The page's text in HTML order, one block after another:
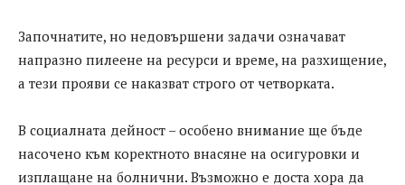
Започнатите, но недовършени задачи означават
напразно пилеене на ресурси и време, на разхищение,
а тези прояви се наказват строго от четворката.
В социалната дейност – особено внимание ще бъде
насочено към коректното внасяне на осигуровки и
изплащане на болнични. Възможно е доста хора да